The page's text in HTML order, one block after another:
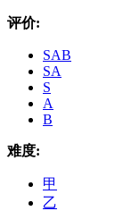
评价:
SAB
SA
S
A
B
难度:
甲
乙